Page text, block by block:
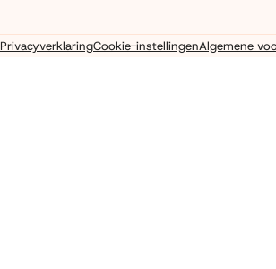
PrivacyverklaringCookie-instellingenAlgemene